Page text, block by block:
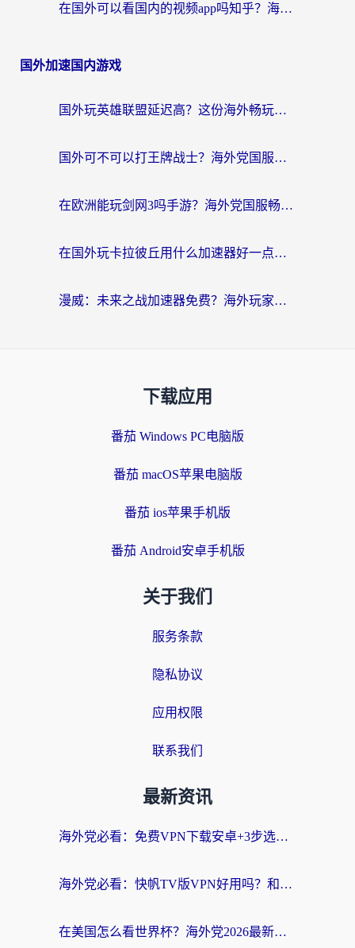
在国外可以看国内的视频app吗知乎？海外党亲测有效的追剧解决方案
国外加速国内游戏
国外玩英雄联盟延迟高？这份海外畅玩国服游戏的加速器终极指南帮你搞定
国外可不可以打王牌战士？海外党国服游戏加速终极指南（附3款热门游戏实测）
在欧洲能玩剑网3吗手游？海外党国服畅玩终极攻略（附三大热门游戏解决方案）
在国外玩卡拉彼丘用什么加速器好一点？海外党亲测有效的国服游戏加速指南
漫威：未来之战加速器免费？海外玩家国服畅玩终极指南（附一梦江湖弈剑行解决方案）
下载应用
番茄 Windows PC电脑版
番茄 macOS苹果电脑版
番茄 ios苹果手机版
番茄 Android安卓手机版
关于我们
服务条款
隐私协议
应用权限
联系我们
最新资讯
海外党必看：免费VPN下载安卓+3步选对国外到国内加速器，无缝刷国内资源
海外党必看：快帆TV版VPN好用吗？和斧牛手游VPN对比哪个回国效果更好？附电脑翻墙回国实用技巧
在美国怎么看世界杯？海外党2026最新回国加速器指南：从影音到游戏全搞定